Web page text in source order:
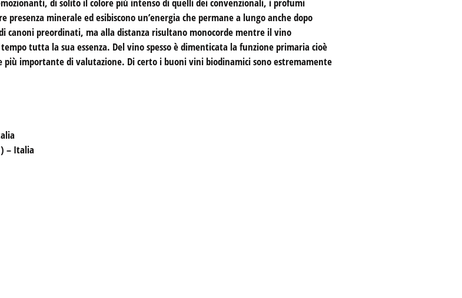
minerale ed esibiscono un’energia che permane a lungo anche dopo
canoni preordinati, ma alla distanza risultano monocorde mentre il vino
tutta la sua essenza. Del vino spesso è dimenticata la funzione primaria cioè
più importante di valutazione. Di certo i buoni vini biodinamici sono estremamente
– Italia